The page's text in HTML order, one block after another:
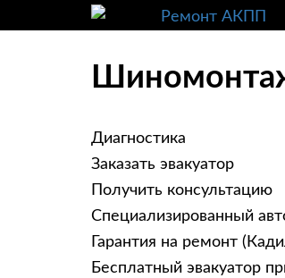
Ремонт АКПП
Диагностика
Заказать эвакуатор
Получить консультацию
Специализированный
Гарантия на ремонт
Бесплатный эвакуатор